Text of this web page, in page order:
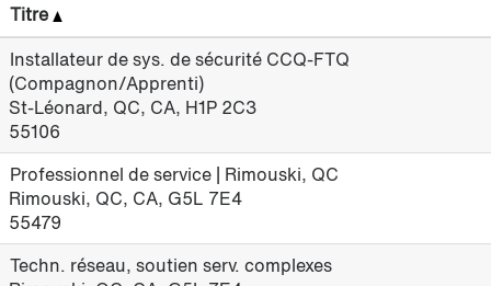
Titre
Installateur de sys. de sécurité CCQ-FTQ
(Compagnon/Apprenti)
St-Léonard, QC, CA, H1P 2C3
55106
Professionnel de service | Rimouski, QC
Rimouski, QC, CA, G5L 7E4
55479
Techn. réseau, soutien serv. complexes